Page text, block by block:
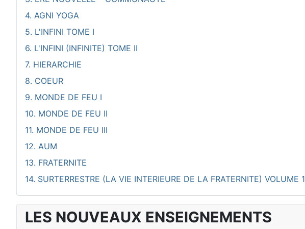
4. AGNI YOGA
5. L'INFINI TOME I
6. L'INFINI (INFINITE) TOME II
7. HIERARCHIE
8. COEUR
9. MONDE DE FEU I
10. MONDE DE FEU II
11. MONDE DE FEU III
12. AUM
13. FRATERNITE
14. SURTERRESTRE (LA VIE INTERIEURE DE LA FRATERNITE) VOLUME 1
LES NOUVEAUX ENSEIGNEMENTS